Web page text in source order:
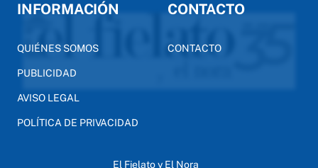
INFORMACIÓN
QUIÉNES SOMOS
PUBLICIDAD
AVISO LEGAL
POLÍTICA DE PRIVACIDAD
CONTACTO
CONTACTO
El Fielato y El Nora